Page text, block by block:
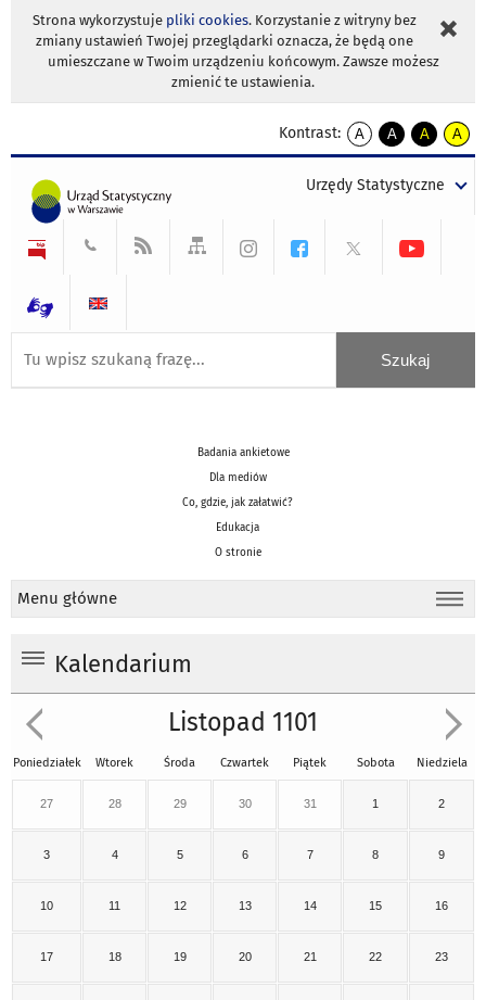
Strona wykorzystuje pliki cookies. Korzystanie z witryny bez
zmiany ustawień Twojej przeglądarki oznacza, że będą one
umieszczane w Twoim urządzeniu końcowym. Zawsze możesz
zmienić te ustawienia.
Kontrast:
A
kontrast
A
kontrast
tekst
czarnym
A
kontrast
tekst
czarnym
A
tekst
żółtym
Urzędy Statystyczne
Badania ankietowe
Dla mediów
Co, gdzie, jak załatwić?
Edukacja
O stronie
Menu główne
Kalendarium
Listopad 1101
Poniedziałek Wtorek Środa Czwartek Piątek Sobota Niedziela
27 28 29 30 31 1 2
3 4 5 6 7 8 9
10 11 12 13 14 15 16
17 18 19 20 21 22 23